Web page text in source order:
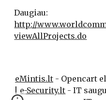
http://
viewAllProjects.do
eMintis.lt - Opencart
| e-Security.lt - IT